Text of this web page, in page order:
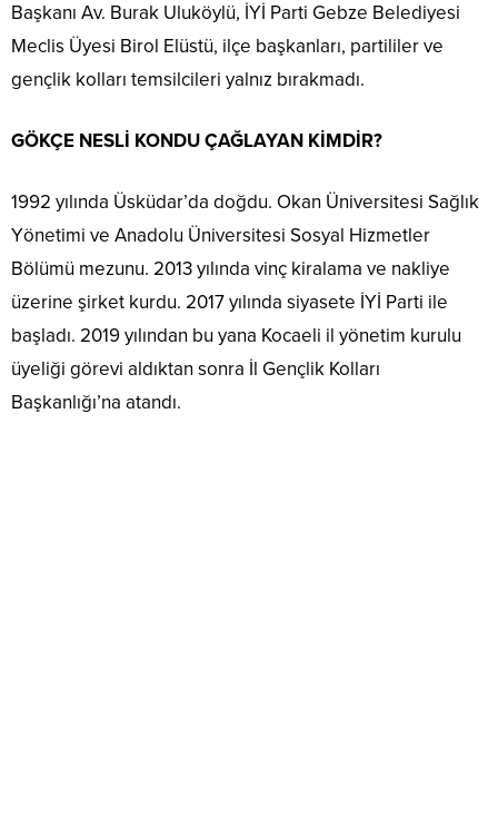
Başkanı Av. Burak Uluköylü, İYİ Parti Gebze Belediyesi
Meclis Üyesi Birol Elüstü, ilçe başkanları, partililer ve
gençlik kolları temsilcileri yalnız bırakmadı.
GÖKÇE NESLİ KONDU ÇAĞLAYAN KİMDİR?
1992 yılında Üsküdar’da doğdu. Okan Üniversitesi Sağlık
Yönetimi ve Anadolu Üniversitesi Sosyal Hizmetler
Bölümü mezunu. 2013 yılında vinç kiralama ve nakliye
üzerine şirket kurdu. 2017 yılında siyasete İYİ Parti ile
başladı. 2019 yılından bu yana Kocaeli il yönetim kurulu
üyeliği görevi aldıktan sonra İl Gençlik Kolları
Başkanlığı’na atandı.